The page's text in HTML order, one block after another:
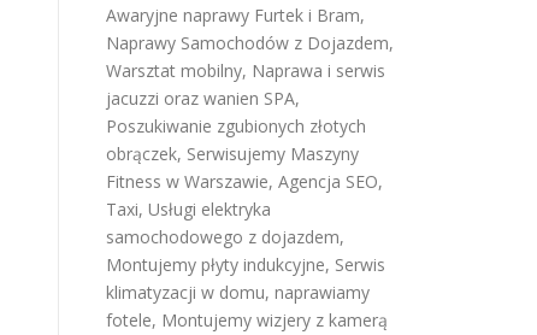
Awaryjne naprawy Furtek i Bram,
Naprawy Samochodów z Dojazdem,
Warsztat mobilny, Naprawa i serwis
jacuzzi oraz wanien SPA,
Poszukiwanie zgubionych złotych
obrączek, Serwisujemy Maszyny
Fitness w Warszawie, Agencja SEO,
Taxi, Usługi elektryka
samochodowego z dojazdem,
Montujemy płyty indukcyjne, Serwis
klimatyzacji w domu, naprawiamy
fotele, Montujemy wizjery z kamerą